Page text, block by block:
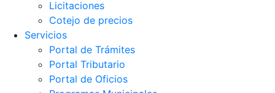
Licitaciones
Cotejo de precios
Servicios
Portal de Trámites
Portal Tributario
Portal de Oficios